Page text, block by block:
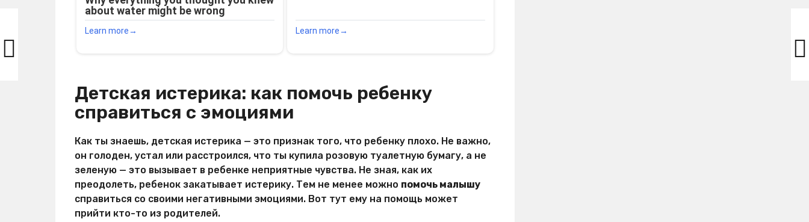
Детская истерика: как помочь ребенку
справиться с эмоциями
Как ты знаешь, детская истерика — это признак того, что ребенку плохо. Не важно,
он голоден, устал или расстроился, что ты купила розовую туалетную бумагу, а не
зеленую — это вызывает в ребенке неприятные чувства. Не зная, как их
преодолеть, ребенок закатывает истерику. Тем не менее можно помочь малышу
справиться со своими негативными эмоциями. Вот тут ему на помощь может
прийти кто-то из родителей.